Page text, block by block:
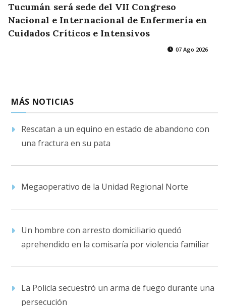
Tucumán será sede del VII Congreso
Nacional e Internacional de Enfermería en
Cuidados Críticos e Intensivos
07 Ago 2026
MÁS NOTICIAS
Rescatan a un equino en estado de abandono con
una fractura en su pata
Megaoperativo de la Unidad Regional Norte
Un hombre con arresto domiciliario quedó
aprehendido en la comisaría por violencia familiar
La Policía secuestró un arma de fuego durante una
persecución